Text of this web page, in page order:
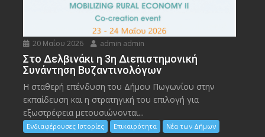
20 Μαΐου 2026 admin admin
Στο Δελβινάκι η 3η Διεπιστημονική
Συνάντηση Βυζαντινολόγων
Η σταθερή επένδυση του Δήμου Πωγωνίου στην
εκπαίδευση και η στρατηγική του επιλογή για
εξωστρέφεια μετουσιώνονται...
Ενδιαφέρουσες Ιστορίες Επικαιρότητα Νέα των Δήμων